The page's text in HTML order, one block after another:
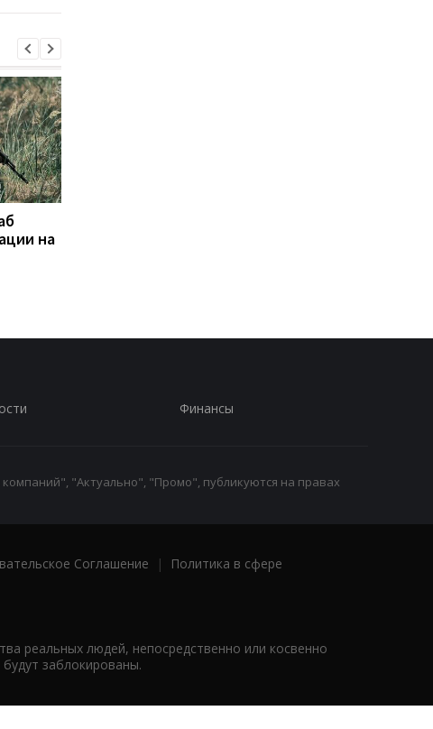
на
Финансы
"Актуально", "Промо", публикуются на правах
Соглашение |
Политика в сфере
реальных людей, непосредственно или косвенно
заблокированы.